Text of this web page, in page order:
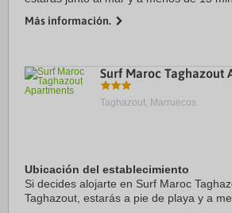
esta casa de huéspedes de playa se ...
Más información.
Surf Maroc Taghazout
Taghazout, Marruecos.
Ubicación del establecimiento
Si decides alojarte en Surf Maroc
Taghazout, estarás a pie de playa y a